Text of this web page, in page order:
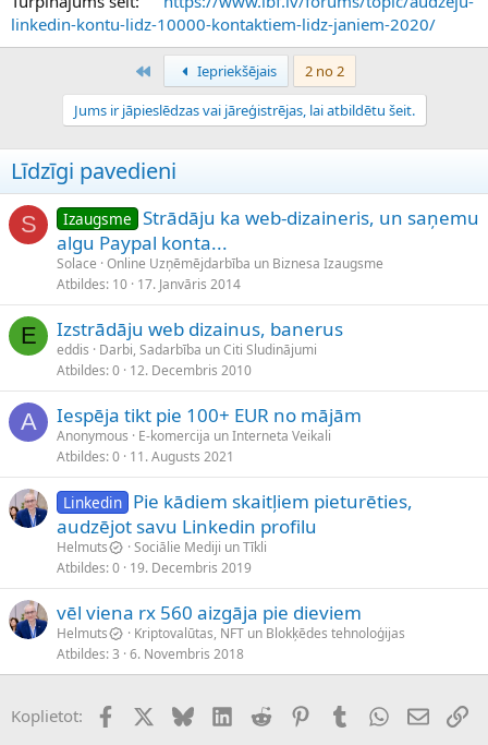
linkedin-kontu-lidz-10000-kontaktiem-lidz-janiem-2020/
PirmaisIepriekšējais
2 no 2
Jums ir jāpieslēdzas vai jāreģistrējas, lai atbildētu šeit.
Līdzīgi pavedieni
S Izaugsme Strādāju ka web-dizaineris, un saņemu
algu Paypal konta...
Solace Online Uzņēmējdarbība un Biznesa Izaugsme
Atbildes 10 17. Janvāris 2014
E Izstrādāju web dizainus, banerus
eddis
Darbi, Sadarbība un Citi Sludinājumi
Atbildes 0 12. Decembris 2010
A Iespēja tikt pie 100+ EUR no mājām
Anonymous
E-komercija un Interneta Veikali
Atbildes 0 11. Augusts 2021
Linkedin Pie kādiem skaitļiem pieturēties,
audzējot savu Linkedin profilu
Helmuts
Sociālie Mediji un Tīkli
Atbildes 0 19. Decembris 2019
vēl viena rx 560 aizgāja pie dieviem
Helmuts
Kriptovalūtas, NFT un Blokķēdes tehnoloģijas
Atbildes 3 6. Novembris 2018
Koplietot: FacebookX (Twitter)
BlueskyLinkedInReddit PinterestTumblrWhatsApp
E-pasts